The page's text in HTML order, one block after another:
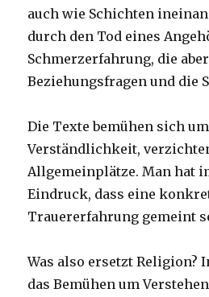
auch wie Schichten
durch den Tod eines
Schmerzerfahrung, die
Beziehungsfragen und die
Die Texte bemühen sich
Verständlichkeit,
Allgemeinplätze. Man hat
Eindruck, dass eine
Trauererfahrung gemeint
Was also ersetzt Religion?
das Bemühen um